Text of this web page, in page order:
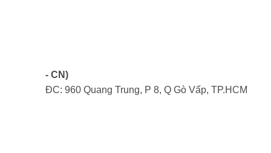
- CN)
ĐC: 960 Quang Trung, P 8, Q Gò Vấp, TP.HCM